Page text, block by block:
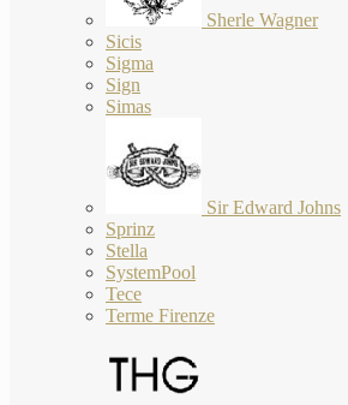
Sherle Wagner
Sicis
Sigma
Sign
Simas
Sir Edward Johns
Sprinz
Stella
SystemPool
Tece
Terme Firenze